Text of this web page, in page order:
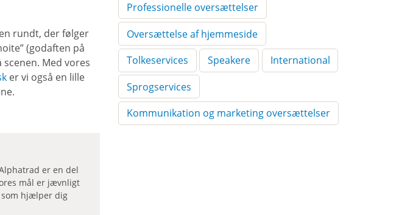
rundt, der følger
(godaften på
Med vores
er vi også en lille
er en del
mål er jævnligt
som hjælper dig
Professionelle oversættelser
Oversættelse af hjemmeside
Tolkeservices
Speakere
International
Sprogservices
Kommunikation og marketing oversættelser